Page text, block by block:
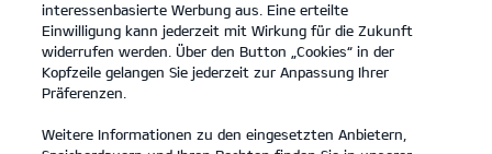
Angebote
interessenbasierte Werbung aus. Eine erteilte
Einwilligung kann jederzeit mit Wirkung für die Zukunft
widerrufen werden. Über den Button „Cookies“ in der
Kopfzeile gelangen Sie jederzeit zur Anpassung Ihrer
Präferenzen.
Weitere Informationen zu den eingesetzten Anbietern,